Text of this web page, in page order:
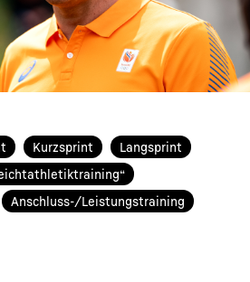
Kurzsprint
Langsprint
Anschluss-/Leistungstraining